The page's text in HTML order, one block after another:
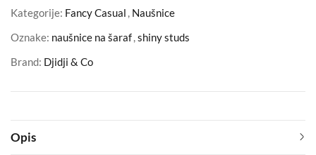
Kategorije: Fancy Casual , Naušnice
Oznake: naušnice na šaraf,shiny studs
Brand: Djidji & Co
Opis